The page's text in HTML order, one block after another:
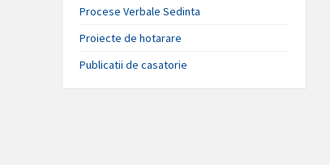
Procese Verbale Sedinta
Proiecte de hotarare
Publicatii de casatorie